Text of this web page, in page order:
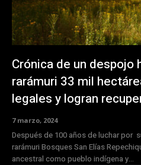
Crónica de un
rarámuri 33 mil
legales y logran
7 marzo, 2024
Después de 100 años de luchar por
rarámuri Bosques San Elías
ancestral como pueblo indígena y...